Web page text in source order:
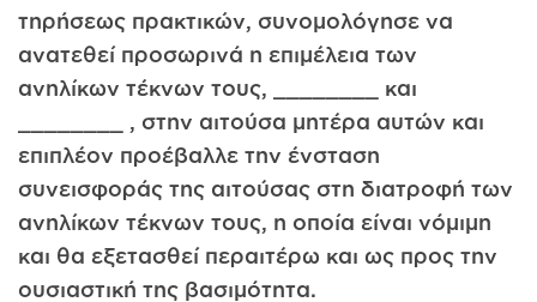
τηρήσεως πρακτικών, συνομολόγησε να
ανατεθεί προσωρινά η επιμέλεια των
ανηλίκων τέκνων τους, ________ και
________ , στην αιτούσα μητέρα αυτών και
επιπλέον προέβαλλε την ένσταση
συνεισφοράς της αιτούσας στη διατροφή των
ανηλίκων τέκνων τους, η οποία είναι νόμιμη
και θα εξετασθεί περαιτέρω και ως προς την
ουσιαστική της βασιμότητα.